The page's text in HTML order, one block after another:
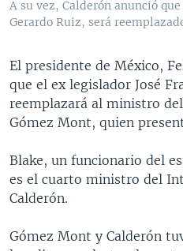
VENEZUELA
NICARAGUA
ECONOMÍA
TECNOLOGÍA
DEPORTES
CIENCIA Y SALUD
MULTIMEDIA
FOTOGRAFÍA
AUDIOS
EL MUNDO AL DÍA
FORO INTERAMERICANO
VISIÓN 360
LAS CLAVES
PANORAMA
RADIO
AVANCE INFORMATIVO
AUDIONOTICIAS
BUENOS DÍAS AMÉRICA
ESTADOS UNIDOS AL DÍA
FORO [RADIO]
DIRECT
DOCUMENTALES DE LA VOA
Learning English
A su vez, Calderón anunció
Gerardo Ruiz, será
El presidente de México,
que el ex legislador José
reemplazará al ministro
Gómez Mont, quien
Blake, un funcionario del
es el cuarto ministro del
Calderón.
Gómez Mont y Calderón